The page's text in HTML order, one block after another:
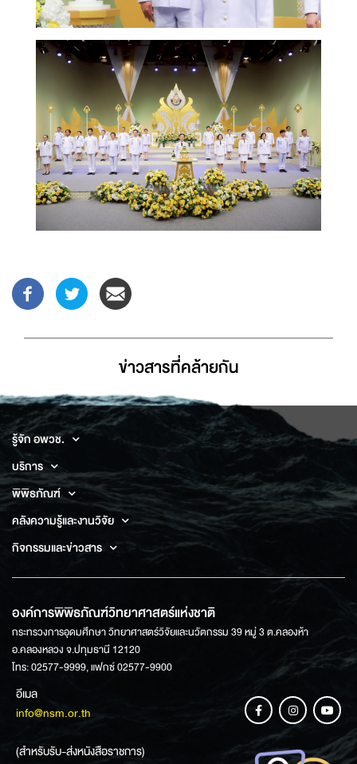
ข่าวสารที่่คล้ายกัน
รู้จัก อพวช.
บริการ
พิพิธภัณฑ์
คลังความรู้และงานวิจัย
กิจกรรมและข่าวสาร
องค์การพิพิธภัณฑ์วิทยาศาสตร์แห่งชาติ
กระทรวงการอุดมศึกษา วิทยาศาสตร์วิจัยและนวัตกรรม 39 หมู่ 3 ต.คลองห้า
อ.คลองหลวง จ.ปทุมธานี 12120
โทร: 02577-9999, แฟกซ์ 02577-9900
อีเมล
info@nsm.or.th
(สำหรับรับ-ส่งหนังสือราชการ)